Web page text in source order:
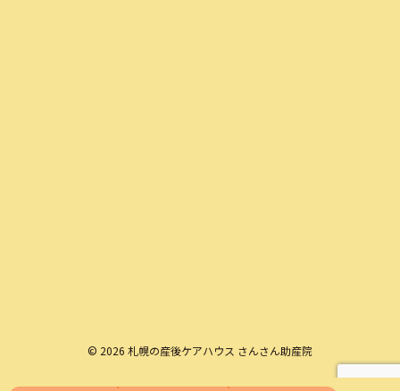
© 2026 札幌の産後ケアハウス さんさん助産院